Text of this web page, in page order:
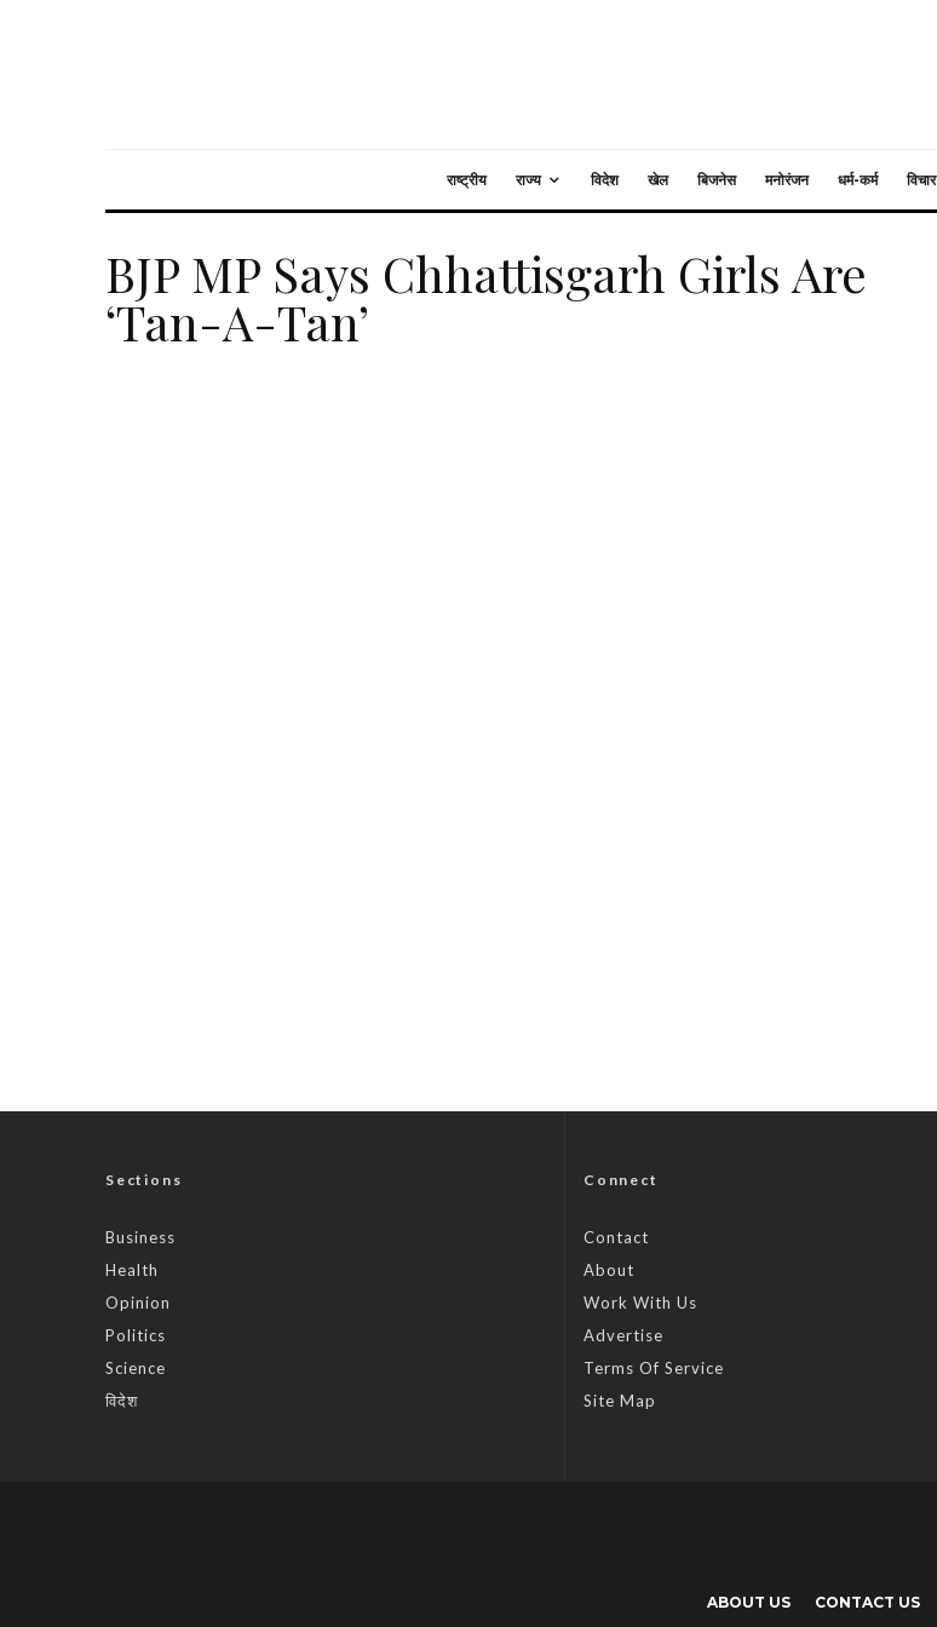
राष्ट्रीय राज्य विदेश खेल बिजनेस मनोरंजन धर्म-कर्म विचार
BJP MP Says Chhattisgarh Girls Are
‘Tan-A-Tan’
Sections
Business
Health
Opinion
Politics
Science
विदेश
Connect
Contact
About
Work With Us
Advertise
Terms Of Service
Site Map
ABOUT US CONTACT US